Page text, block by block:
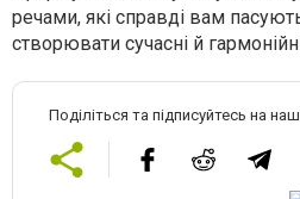
речами, які справді вам
створювати сучасні й
Поділіться та підписуйтесь на